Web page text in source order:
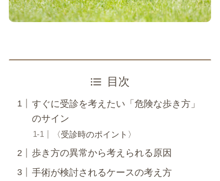
目次
すぐに受診を考えたい「危険な歩き方」
のサイン
〈受診時のポイント〉
歩き方の異常から考えられる原因
手術が検討されるケースの考え方